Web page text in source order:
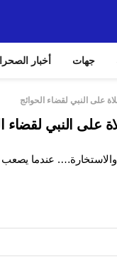
جهات أخبار
على النبي لقضاء الحوائج
على النبي لقضاء
والاستخارة…. عندما يصعب